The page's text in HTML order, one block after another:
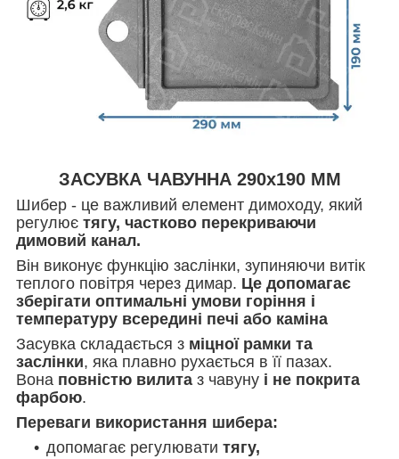
ЗАСУВКА ЧАВУННА 290x190 ММ
Шибер - це важливий елемент димоходу, який
регулює тягу, частково перекриваючи
димовий канал.
Він виконує функцію заслінки, зупиняючи витік
теплого повітря через димар. Це допомагає
зберігати оптимальні умови горіння і
температуру всередині печі або каміна
Засувка складається з міцної рамки та
заслінки, яка плавно рухається в її пазах.
Вона повністю вилита з чавуну і не покрита
фарбою.
Переваги використання шибера:
допомагає регулювати тягу,